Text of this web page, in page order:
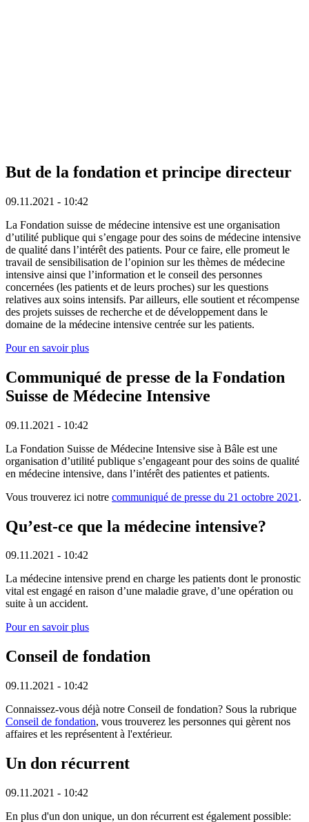
But de la fondation et principe directeur
09.11.2021 - 10:42
La Fondation suisse de médecine intensive est une organisation
d’utilité publique qui s’engage pour des soins de médecine intensive
de qualité dans l’intérêt des patients. Pour ce faire, elle promeut le
travail de sensibilisation de l’opinion sur les thèmes de médecine
intensive ainsi que l’information et le conseil des personnes
concernées (les patients et de leurs proches) sur les questions
relatives aux soins intensifs. Par ailleurs, elle soutient et récompense
des projets suisses de recherche et de développement dans le
domaine de la médecine intensive centrée sur les patients.
Pour en savoir plus
Communiqué de presse de la Fondation
Suisse de Médecine Intensive
09.11.2021 - 10:42
La Fondation Suisse de Médecine Intensive sise à Bâle est une
organisation d’utilité publique s’engageant pour des soins de qualité
en médecine intensive, dans l’intérêt des patientes et patients.
Vous trouverez ici notre communiqué de presse du 21 octobre 2021 .
Qu’est-ce que la médecine intensive?
09.11.2021 - 10:42
La médecine intensive prend en charge les patients dont le pronostic
vital est engagé en raison d’une maladie grave, d’une opération ou
suite à un accident.
Pour en savoir plus
Conseil de fondation
09.11.2021 - 10:42
Connaissez-vous déjà notre Conseil de fondation? Sous la rubrique
Conseil de fondation, vous trouverez les personnes qui gèrent nos
affaires et les représentent à l'extérieur.
Un don récurrent
09.11.2021 - 10:42
En plus d'un don unique, un don récurrent est également possible: